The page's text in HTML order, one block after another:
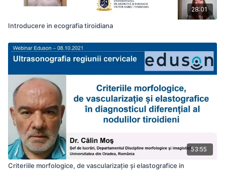
28:01
Introducere in ecografia tiroidiana
53:55
Criteriile morfologice, de vascularizaţie şi elastografice in